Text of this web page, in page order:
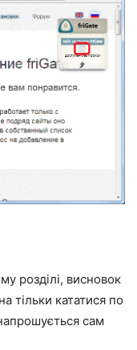
розділі, висновок
тільки кататися по
сам